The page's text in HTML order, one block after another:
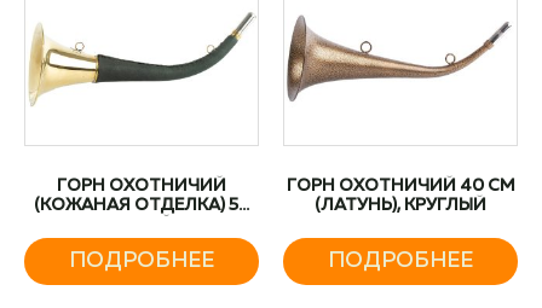
ГОРН ОХОТНИЧИЙ
(КОЖАНАЯ ОТДЕЛКА) 50
ПОДРОБНЕЕ
ГОРН ОХОТНИЧИЙ 40 СМ
(ЛАТУНЬ), КРУГЛЫЙ
ПОДРОБНЕЕ